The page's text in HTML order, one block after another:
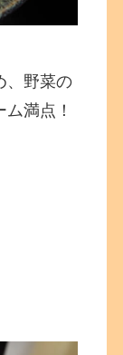
、野菜の
満点！